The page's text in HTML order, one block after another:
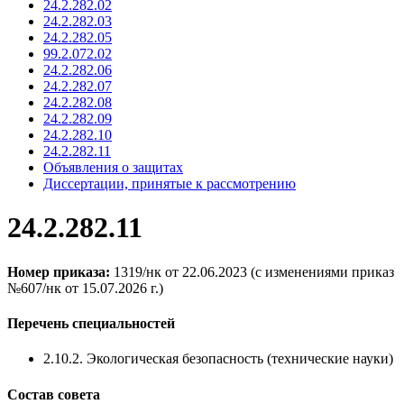
24.2.282.02
24.2.282.03
24.2.282.05
99.2.072.02
24.2.282.06
24.2.282.07
24.2.282.08
24.2.282.09
24.2.282.10
24.2.282.11
Объявления о защитах
Диссертации, принятые к рассмотрению
24.2.282.11
Номер приказа: 1319/нк от 22.06.2023 (с изменениями приказ
№607/нк от 15.07.2026 г.)
Перечень специальностей
2.10.2. Экологическая безопасность (технические науки)
Состав совета